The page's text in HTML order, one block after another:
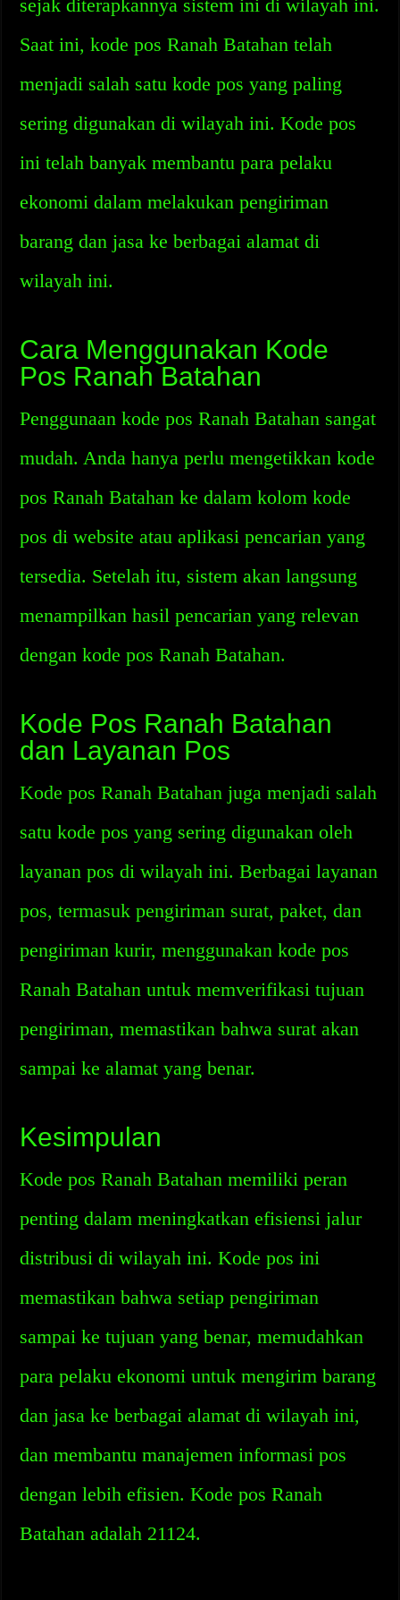
sejak diterapkannya sistem ini di wilayah ini.
Saat ini, kode pos Ranah Batahan telah
menjadi salah satu kode pos yang paling
sering digunakan di wilayah ini. Kode pos
ini telah banyak membantu para pelaku
ekonomi dalam melakukan pengiriman
barang dan jasa ke berbagai alamat di
wilayah ini.
Cara Menggunakan Kode
Pos Ranah Batahan
Penggunaan kode pos Ranah Batahan sangat
mudah. Anda hanya perlu mengetikkan kode
pos Ranah Batahan ke dalam kolom kode
pos di website atau aplikasi pencarian yang
tersedia. Setelah itu, sistem akan langsung
menampilkan hasil pencarian yang relevan
dengan kode pos Ranah Batahan.
Kode Pos Ranah Batahan
dan Layanan Pos
Kode pos Ranah Batahan juga menjadi salah
satu kode pos yang sering digunakan oleh
layanan pos di wilayah ini. Berbagai layanan
pos, termasuk pengiriman surat, paket, dan
pengiriman kurir, menggunakan kode pos
Ranah Batahan untuk memverifikasi tujuan
pengiriman, memastikan bahwa surat akan
sampai ke alamat yang benar.
Kesimpulan
Kode pos Ranah Batahan memiliki peran
penting dalam meningkatkan efisiensi jalur
distribusi di wilayah ini. Kode pos ini
memastikan bahwa setiap pengiriman
sampai ke tujuan yang benar, memudahkan
para pelaku ekonomi untuk mengirim barang
dan jasa ke berbagai alamat di wilayah ini,
dan membantu manajemen informasi pos
dengan lebih efisien. Kode pos Ranah
Batahan adalah 21124.